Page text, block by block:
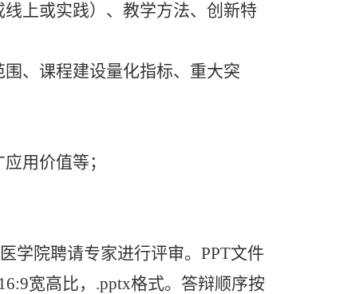
上或实践）、教学方法、创新特
、课程建设量化指标、 重大突
用价值等；
学院聘请专家进行评审。 PPT文件
16:9宽高比，.pptx格式。答辩顺序按